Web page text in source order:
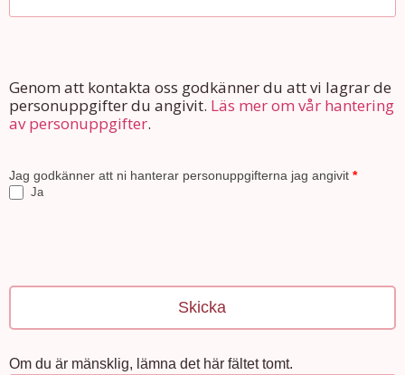
Genom att kontakta oss godkänner du att vi lagrar de
personuppgifter du angivit. Läs mer om vår hantering
av personuppgifter.
Jag godkänner att ni hanterar personuppgifterna jag angivit *
Ja
Skicka
Om du är mänsklig, lämna det här fältet tomt.